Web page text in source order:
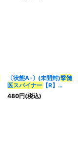
〔状態A-〕(未開封)撃髄
医スパイナー【R】
{ART174/5}《闇》
480円(税込)